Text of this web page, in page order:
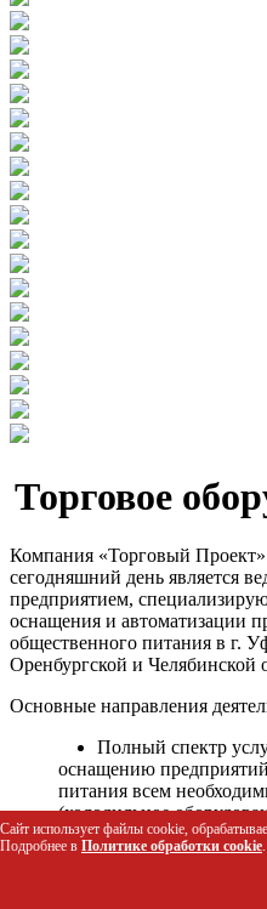
Торговое
Компания «Торговый Проект»
сегодняшний день является
предприятием,
оснащения и автоматизации
общественного питания в г.
Оренбургской и Челябинской
Основные направления
Полный спектр
оснащению
питания всем
(холодильное
оборудование,
Автоматизация
Сайт использует файлы cookie,
Подробнее в Политике обработки cookie.